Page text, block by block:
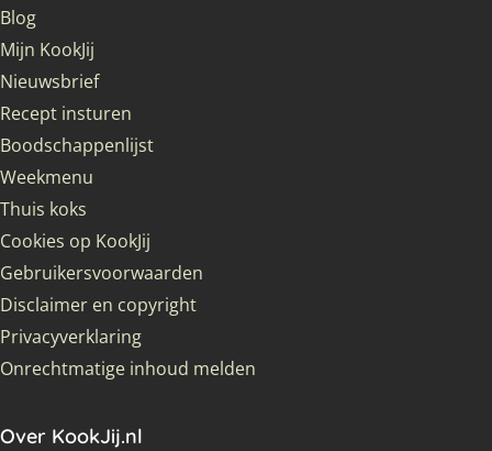
Blog
Mijn KookJij
Nieuwsbrief
Recept insturen
Boodschappenlijst
Weekmenu
Thuis koks
Cookies op KookJij
Gebruikersvoorwaarden
Disclaimer en copyright
Privacyverklaring
Onrechtmatige inhoud melden
Over KookJij.nl